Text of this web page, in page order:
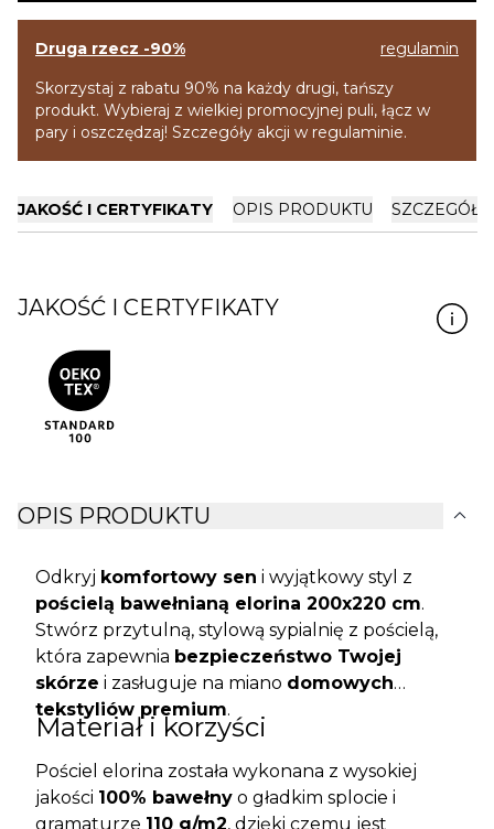
Druga rzecz -90%
regulamin
Skorzystaj z rabatu 90% na każdy drugi, tańszy
produkt. Wybieraj z wielkiej promocyjnej puli, łącz w
pary i oszczędzaj! Szczegóły akcji w regulaminie.
JAKOŚĆ I CERTYFIKATY OPIS PRODUKTU
JAKOŚĆ I CERTYFIKATY
OPIS PRODUKTU expand_more
Odkryj komfortowy sen i wyjątkowy styl z
pościelą bawełnianą elorina 200x220 cm.
Stwórz przytulną, stylową sypialnię z pościelą,
która zapewnia bezpieczeństwo Twojej
skórze i zasługuje na miano domowych
tekstyliów premium.
Materiał i korzyści
Pościel elorina została wykonana z wysokiej
jakości 100% bawełny o gładkim splocie i
gramaturze 110 g/m2, dzięki czemu jest